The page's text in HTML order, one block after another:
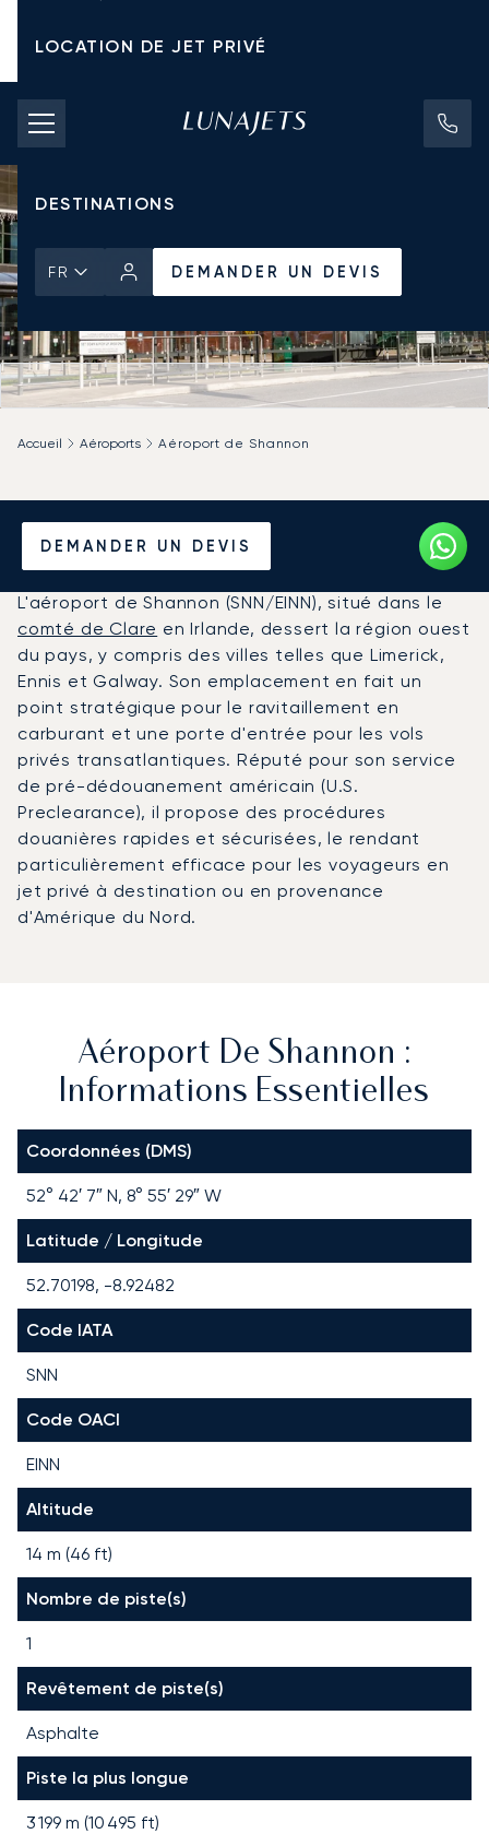
LOCATION DE JET PRIVÉ
TARIFS D'AFFRÈTEMENT
JETS PRIVÉS
DESTINATIONS
FR DEMANDER UN DEVIS
DEMANDER UN DEVIS
Accueil Aéroports Aéroport de Shannon
Louer un Jet Privé de/vers
l'Aéroport de Shannon
L'aéroport de Shannon (SNN/EINN), situé dans le
comté de Clare en Irlande, dessert la région ouest
du pays, y compris des villes telles que Limerick,
Ennis et Galway. Son emplacement en fait un
point stratégique pour le ravitaillement en
carburant et une porte d'entrée pour les vols
privés transatlantiques. Réputé pour son service
de pré-dédouanement américain (U.S.
Preclearance), il propose des procédures
douanières rapides et sécurisées, le rendant
particulièrement efficace pour les voyageurs en
jet privé à destination ou en provenance
d'Amérique du Nord.
Aéroport De Shannon :
Informations Essentielles
Coordonnées (DMS)
52° 42′ 7″ N, 8° 55′ 29″ W
Latitude / Longitude
52.70198, -8.92482
Code IATA
SNN
Code OACI
EINN
Altitude
14 m (46 ft)
Nombre de piste(s)
1
Revêtement de piste(s)
Asphalte
Piste la plus longue
3 199 m (10 495 ft)